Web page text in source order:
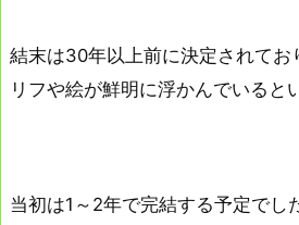
結末は30年以上前に決定されてお
リフや絵が鮮明に浮かんでいると
当初は1～2年で完結する予定でし